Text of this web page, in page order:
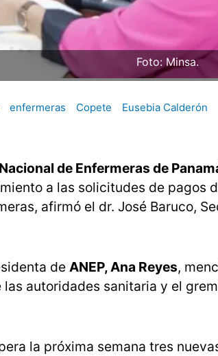
Foto: Minsa.
enfermeras Copete Eusebia Calderón
de Enfermeras de
a las solicitudes de pagos
afirmó el dr. José Baruco,
de ANEP, Ana Reyes,
autoridades sanitaria y el
la próxima semana tres